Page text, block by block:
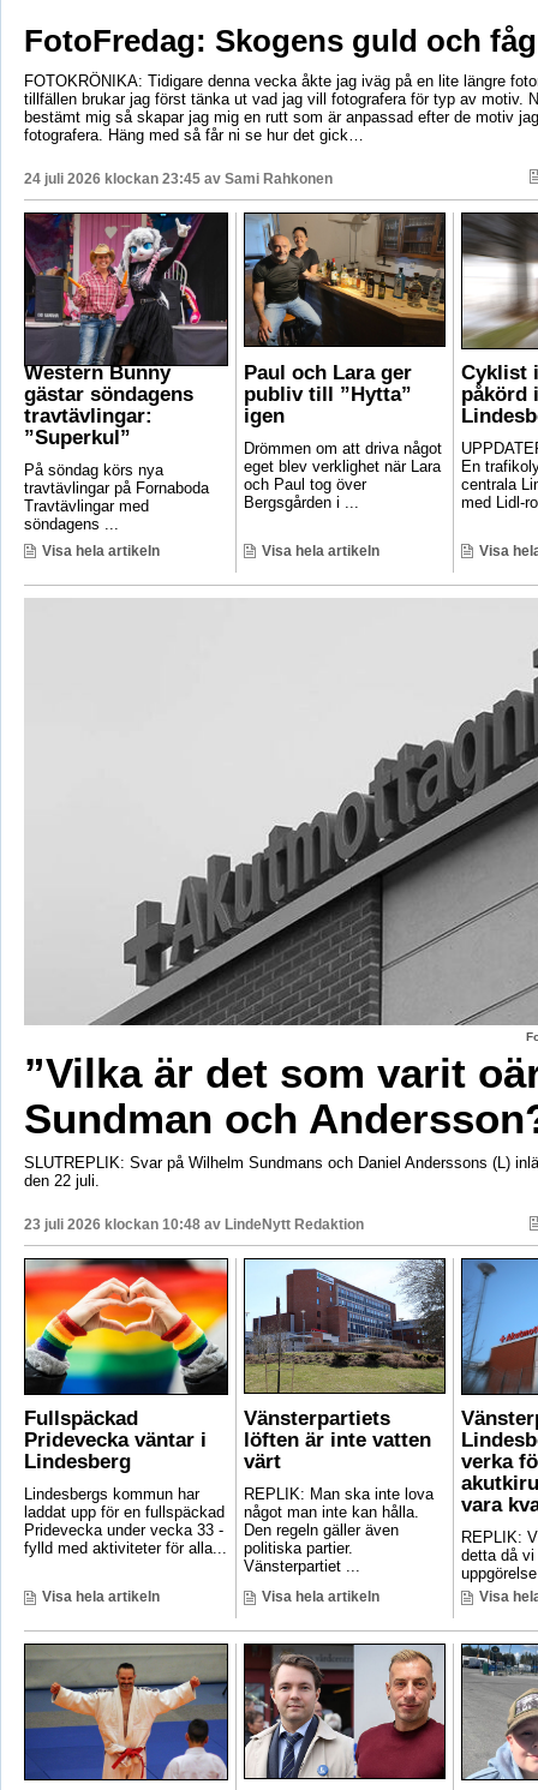
FotoFredag: Skogens guld och
FOTOKRÖNIKA: Tidigare denna vecka åkte jag iväg på en lite längre
tillfällen brukar jag först tänka ut vad jag vill fotografera för typ av motiv.
bestämt mig så skapar jag mig en rutt som är anpassad efter de motiv
fotografera. Häng med så får ni se hur det gick…
24 juli 2026 klockan 23:45 av Sami Rahkonen
Western Bunny
gästar söndagens
travtävlingar:
”Superkul”
På söndag körs nya
travtävlingar på Fornaboda
Travtävlingar med
söndagens ...
Visa hela artikeln
Paul och Lara ger
publiv till ”Hytta”
igen
Drömmen om att driva något
eget blev verklighet när Lara
och Paul tog över
Bergsgården i ...
Visa hela artikeln
Cyklist
påkörd
En
centrala
med Lidl-
Visa
”Vilka är det som varit
Sundman och
SLUTREPLIK: Svar på Wilhelm Sundmans och Daniel Anderssons (L)
den 22 juli.
23 juli 2026 klockan 10:48 av LindeNytt Redaktion
Fullspäckad
Pridevecka väntar i
Lindesberg
Lindesbergs kommun har
laddat upp för en fullspäckad
Pridevecka under vecka 33 -
fylld med aktiviteter för alla...
Visa hela artikeln
Vänsterpartiets
löften är inte vatten
värt
REPLIK: Man ska inte lova
något man inte kan hålla.
Den regeln gäller även
politiska partier.
Vänsterpartiet ...
Visa hela artikeln
verka
vara
REPLIK:
detta då
Visa